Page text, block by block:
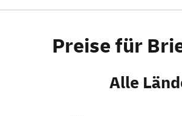
Preise für
Alle